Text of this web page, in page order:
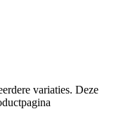
variaties. Deze